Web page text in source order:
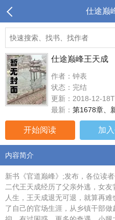
仕途巅
仕途巅峰王天成
作者：钟表
状态：完结
更新：2018-12-
最新： 第1678章、
开始阅读 加
内容简介
新书《官道巅峰》;发布，各位读
二代王天成经历了父亲外逃，女
人生，王天成退无可退，就算再
了自己的官场生涯，从乡镇干部